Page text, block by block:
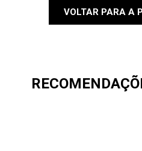
VOLTAR PARA A